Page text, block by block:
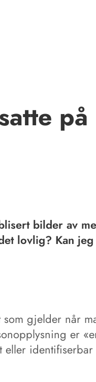
på
bilder av
lovlig? Kan
gjelder når
er